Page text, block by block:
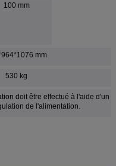
100 mm
mm
530 kg
doit être effectué à l'aide d'un
de l'alimentation.